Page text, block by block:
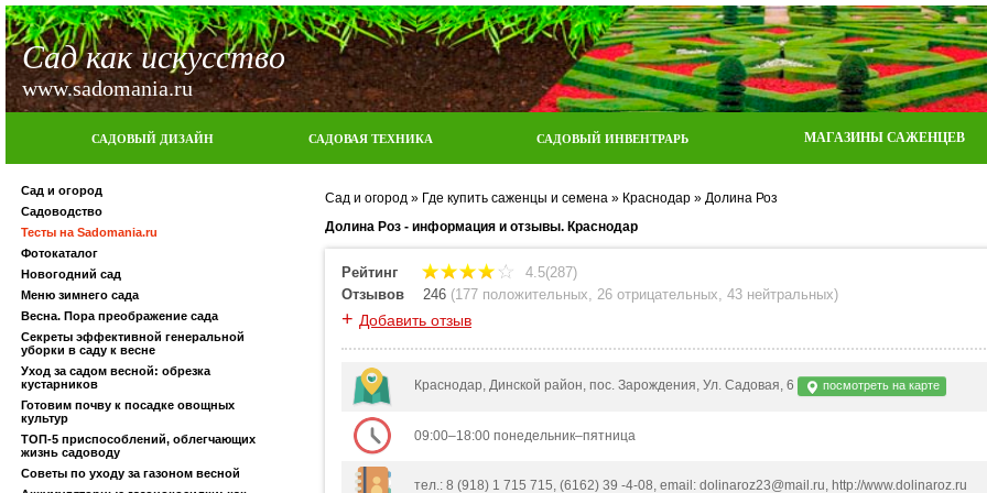
Сад как искусство
www.sadomania.ru
САДОВЫЙ ДИЗАЙН САДОВАЯ ТЕХНИКА САДОВЫЙ ИНВЕНТРАРЬ МАГАЗИНЫ САЖЕНЦЕВ
Сад и огород
Садоводство
Тесты на Sadomania.ru
Фотокаталог
Новогодний сад
Меню зимнего сада
Весна. Пора преображение сада
Секреты эффективной генеральной
уборки в саду к весне
Уход за садом весной: обрезка
кустарников
Готовим почву к посадке овощных
культур
ТОП-5 приспособлений, облегчающих
жизнь садоводу
Советы по уходу за газоном весной
Сад и огород » Где купить саженцы и семена » Краснодар » Долина Роз
Долина Роз - информация и отзывы. Краснодар
Рейтинг
4.5(287)
Отзывов
246 (177 положительных, 26 отрицательных, 43 нейтральных)
+ Добавить отзыв
Краснодар, Динской район, пос. Зарождения, Ул. Садовая, 6 посмотреть на карте
09:00–18:00 понедельник–пятница
тел.: 8 (918) 1 715 715, (6162) 39 -4-08, email: dolinaroz23@mail.ru, http://www.dolinaroz.ru